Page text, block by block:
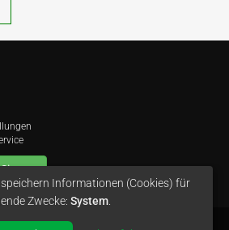
uns
Informationen (Cookies) für
Zwecke: System